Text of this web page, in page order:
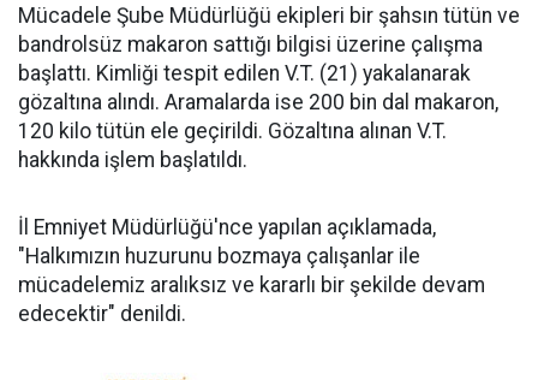
Mücadele Şube Müdürlüğü ekipleri bir şahsın tütün ve
bandrolsüz makaron sattığı bilgisi üzerine çalışma
başlattı. Kimliği tespit edilen V.T. (21) yakalanarak
gözaltına alındı. Aramalarda ise 200 bin dal makaron,
120 kilo tütün ele geçirildi. Gözaltına alınan V.T.
hakkında işlem başlatıldı.
İl Emniyet Müdürlüğü'nce yapılan açıklamada,
"Halkımızın huzurunu bozmaya çalışanlar ile
mücadelemiz aralıksız ve kararlı bir şekilde devam
edecektir" denildi.